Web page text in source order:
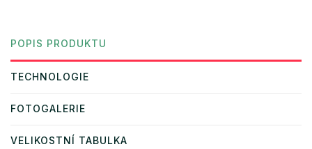
POPIS PRODUKTU
TECHNOLOGIE
FOTOGALERIE
VELIKOSTNÍ TABULKA